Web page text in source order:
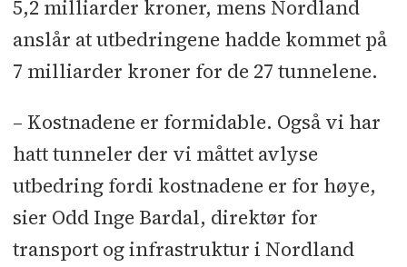
5,2 milliarder kroner, mens Nordland
anslår at utbedringene hadde kommet på
7 milliarder kroner for de 27 tunnelene.
– Kostnadene er formidable. Også vi har
hatt tunneler der vi måttet avlyse
utbedring fordi kostnadene er for høye,
sier Odd Inge Bardal, direktør for
transport og infrastruktur i Nordland